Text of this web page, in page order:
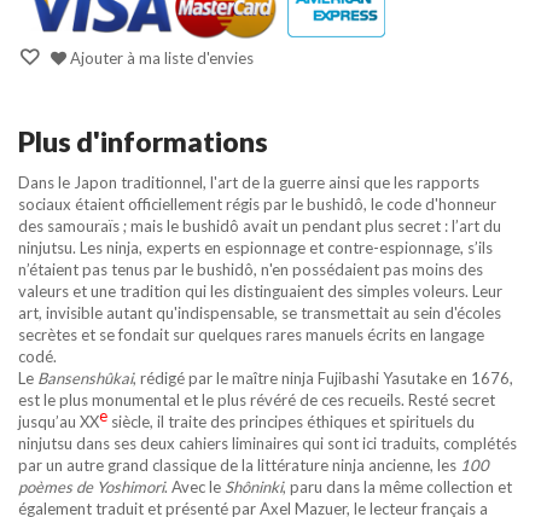
Ajouter à ma liste d'envies
Plus d'informations
Dans le Japon traditionnel, l'art de la guerre ainsi que les rapports
sociaux étaient officiellement régis par le bushidô, le code d'honneur
des samouraïs ; mais le bushidô avait un pendant plus secret : l’art du
ninjutsu. Les ninja, experts en espionnage et contre-espionnage, s’ils
n’étaient pas tenus par le bushidô, n'en possédaient pas moins des
valeurs et une tradition qui les distinguaient des simples voleurs. Leur
art, invisible autant qu'indispensable, se transmettait au sein d'écoles
secrètes et se fondait sur quelques rares manuels écrits en langage
codé.
Le Bansenshûkai, rédigé par le maître ninja Fujibashi Yasutake en 1676,
est le plus monumental et le plus révéré de ces recueils. Resté secret
jusqu’au XXe siècle, il traite des principes éthiques et spirituels du
ninjutsu dans ses deux cahiers liminaires qui sont ici traduits, complétés
par un autre grand classique de la littérature ninja ancienne, les 100
poèmes de Yoshimori. Avec le Shôninki, paru dans la même collection et
également traduit et présenté par Axel Mazuer, le lecteur français a